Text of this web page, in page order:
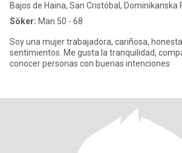
Bajos de Haina, San Cristóbal, Dominikanska
Söker: Man 50 - 68
Soy una mujer trabajadora, cariñosa,
sentimientos. Me gusta la tranquilidad,
conocer personas con buenas intenciones